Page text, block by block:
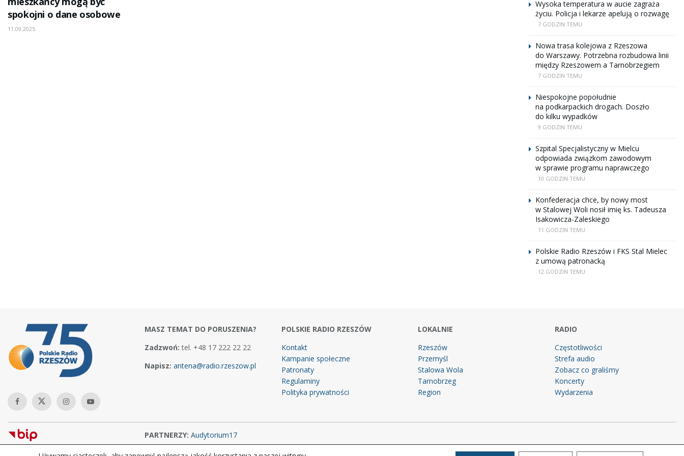
spokojni o dane osobowe
11.09.2025
Wysoka temperatura w aucie zagraża
życiu. Policja i lekarze apelują o rozwagę
7 GODZIN TEMU
Nowa trasa kolejowa z Rzeszowa
do Warszawy. Potrzebna rozbudowa linii
między Rzeszowem a Tarnobrzegiem
7 GODZIN TEMU
Niespokojne popołudnie
na podkarpackich drogach. Doszło
do kilku wypadków
9 GODZIN TEMU
Szpital Specjalistyczny w Mielcu
odpowiada związkom zawodowym
w sprawie programu naprawczego
10 GODZIN TEMU
Konfederacja chce, by nowy most
w Stalowej Woli nosił imię ks. Tadeusza
Isakowicza-Zaleskiego
11 GODZIN TEMU
Polskie Radio Rzeszów i FKS Stal Mielec
z umową patronacką
12 GODZIN TEMU
MASZ TEMAT DO PORUSZENIA?
Zadzwoń: tel. +48 17 222 22 22
Napisz: antena@radio.rzeszow.pl
POLSKIE RADIO RZESZÓW
Kontakt
Kampanie społeczne
Patronaty
Regulaminy
Polityka prywatności
LOKALNIE
Rzeszów
Przemyśl
Stalowa Wola
Tarnobrzeg
Region
RADIO
Częstotliwości
Strefa audio
Zobacz co graliśmy
Koncerty
Wydarzenia
PARTNERZY: Audytorium17